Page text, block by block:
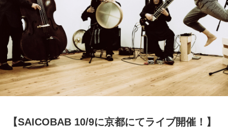
【SAICOBAB 10/9に京都にてライブ開催！】